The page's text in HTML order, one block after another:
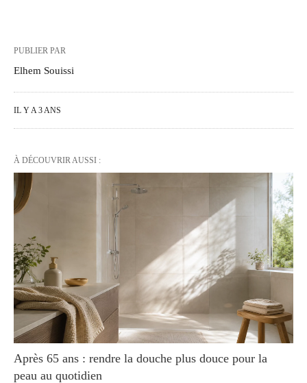
PUBLIER PAR
Elhem Souissi
IL Y A 3 ANS
À DÉCOUVRIR AUSSI :
Après 65 ans : rendre la douche plus douce pour la
peau au quotidien